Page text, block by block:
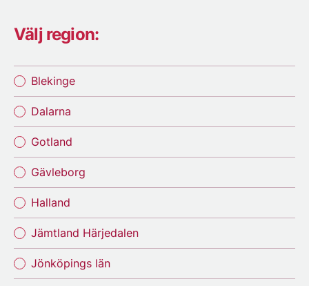
Välj region:
Blekinge
Dalarna
Gotland
Gävleborg
Halland
Jämtland Härjedalen
Jönköpings län